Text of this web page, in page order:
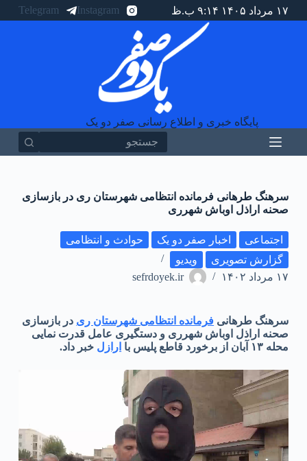
ا
۱۷ مرداد ۱۴۰۵ ۹:۱۴ ب.ظ Instagram
Telegram
پایگاه خبری و اطلاع رسانی صفر دو یک
سرهنگ طرهانی فرمانده انتظامی شهرستان ری در بازسازی
صحنه اراذل اوباش شهرری
اجتماعی اخبار صفر دو یک
حوادث و انتظامی
گزارش تصویری
ویدیو
۱۷ مرداد ۱۴۰۲
sefrdoyek.ir
سرهنگ طرهانی فرمانده انتظامی شهرستان ری در بازسازی
صحنه اراذل اوباش شهرری و دستگیری عامل قدرت نمایی
محله ۱۳ آبان از برخورد قاطع پلیس با
ارازل خبر داد.